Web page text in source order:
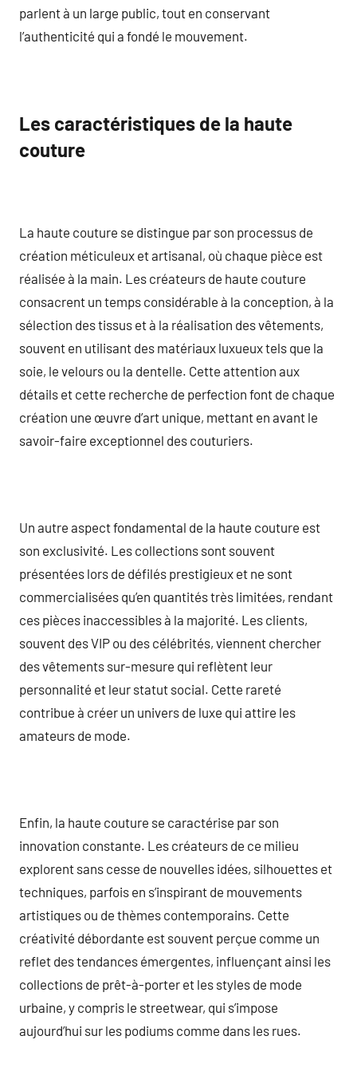
parlent à un large public, tout en conservant
l’authenticité qui a fondé le mouvement.
Les caractéristiques de la haute
couture
La haute couture se distingue par son processus de
création méticuleux et artisanal, où chaque pièce est
réalisée à la main. Les créateurs de haute couture
consacrent un temps considérable à la conception, à la
sélection des tissus et à la réalisation des vêtements,
souvent en utilisant des matériaux luxueux tels que la
soie, le velours ou la dentelle. Cette attention aux
détails et cette recherche de perfection font de chaque
création une œuvre d’art unique, mettant en avant le
savoir-faire exceptionnel des couturiers.
Un autre aspect fondamental de la haute couture est
son exclusivité. Les collections sont souvent
présentées lors de défilés prestigieux et ne sont
commercialisées qu’en quantités très limitées, rendant
ces pièces inaccessibles à la majorité. Les clients,
souvent des VIP ou des célébrités, viennent chercher
des vêtements sur-mesure qui reflètent leur
personnalité et leur statut social. Cette rareté
contribue à créer un univers de luxe qui attire les
amateurs de mode.
Enfin, la haute couture se caractérise par son
innovation constante. Les créateurs de ce milieu
explorent sans cesse de nouvelles idées, silhouettes et
techniques, parfois en s’inspirant de mouvements
artistiques ou de thèmes contemporains. Cette
créativité débordante est souvent perçue comme un
reflet des tendances émergentes, influençant ainsi les
collections de prêt-à-porter et les styles de mode
urbaine, y compris le streetwear, qui s’impose
aujourd’hui sur les podiums comme dans les rues.